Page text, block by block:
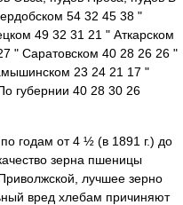
54 32 45 38 "
49 32 31 21 " Аткарском
" Саратовском 40 28 26 26 "
23 24 21 17 "
губернии 40 28 30 26
годам от 4 ½ (в 1891 г.) до
зерна пшеницы
лучшее зерно
вред хлебам причиняют